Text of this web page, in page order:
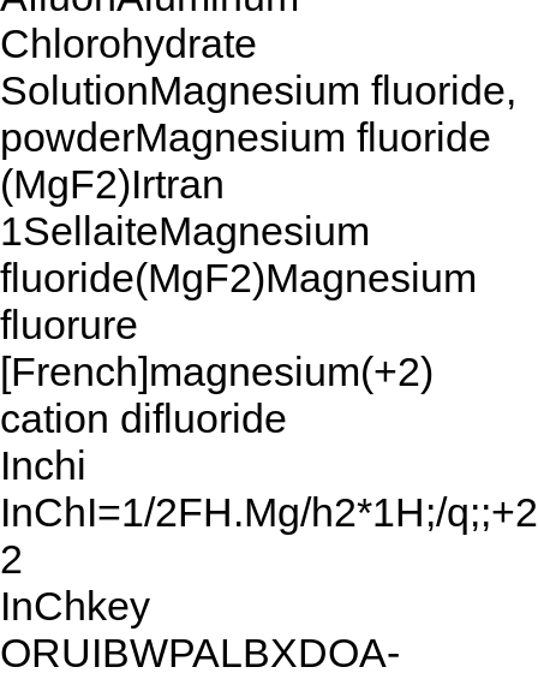
Chlorohydrate
SolutionMagnesium fluoride,
powderMagnesium fluoride
(MgF2)Irtran
1SellaiteMagnesium
fluoride(MgF2)Magnesium
fluorure
[French]magnesium(+2)
cation difluoride
Inchi
InChI=1/2FH.Mg/h2*1H;/
2
InChkey
ORUIBWPALBXDOA-